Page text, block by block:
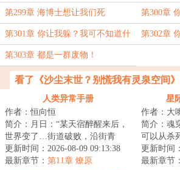
第299章 海博士想让我们死 第300章
谢你们的
第301章 你让我躲？我可不知道什
么叫躲！
第302章
第303章 都是一群废物！
看了《沙尘末世？别慌我有灵泉空间
人类异常手册
作者：恒向恒
简介：月日：“某天宿醉醒来后，
世界变了…街道破败，沿街青
苔，人类早已消失不见，只剩我
一人。”月日：...
更新时间：2026-08-09 09:13:38
最新章节： 第11章 燎原
星
作者：大
简介：魂
可以从杀
能力！杀
死一只蝙
更新时间
最新章节：